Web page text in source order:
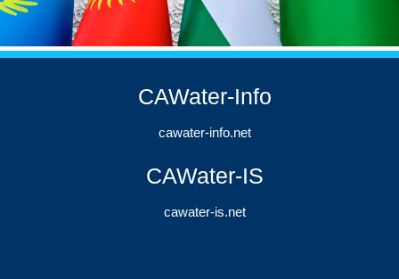
CAWater-Info
cawater-info.net
CAWater-IS
cawater-is.net